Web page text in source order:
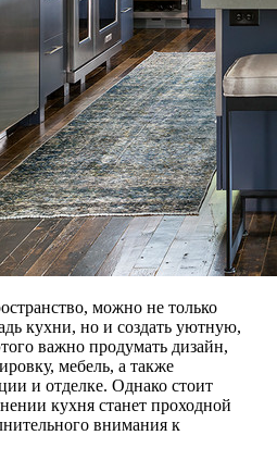
можно не только
кухни, но и создать уютную,
важно продумать дизайн,
мебель, а также
и отделке. Однако стоит
кухня станет проходной
внимания к